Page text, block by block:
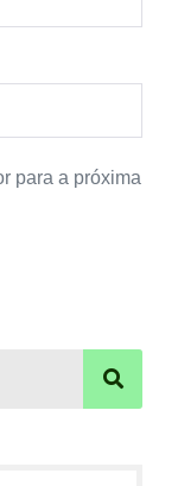
para a próxima